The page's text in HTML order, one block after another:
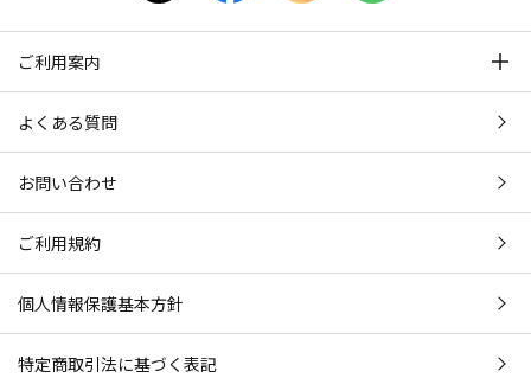
ご利用案内
よくある質問
お問い合わせ
ご利用規約
個人情報保護基本方針
特定商取引法に基づく表記